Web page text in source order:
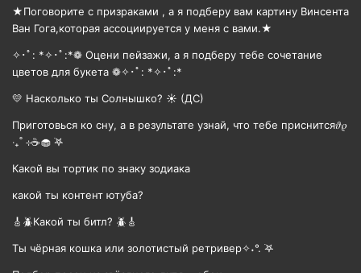
★Поговорите с призраками , а я подберу вам картину Винсента
Ван Гога,которая ассоциируется у меня с вами.★
✧･ﾟ: *✧･ﾟ:*❁ Оцени пейзажи, а я подберу тебе сочетание
цветов для букета ❁✧･ﾟ: *✧･ﾟ:*
💛 Насколько ты Солнышко? ☀️ (ДС)
Приготовься ко сну, а в результате узнай, что тебе приснится𝜗𝜚
‧₊˚ ⊹☕️🧁 ࣪𖤐
Какой вы тортик по знаку зодиака
какой ты контент ютуба?
🎸🪲Какой ты битл? 🪲🎸
Ты чёрная кошка или золотистый ретривер✧˖°. ࣪𖤐